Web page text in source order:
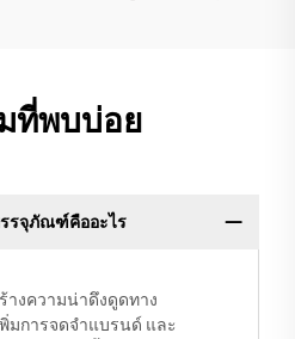
ที่พบบ่อย
รจุภัณฑ์คืออะไร
างความน่าดึงดูดทาง
การจดจำแบรนด์ และ